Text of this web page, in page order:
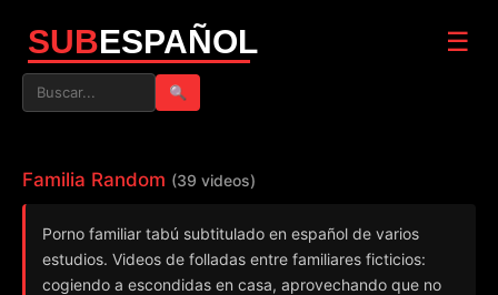
SUBESPAÑOL ☰
🔍
Familia Random (39 videos)
Porno familiar tabú subtitulado en español de varios
estudios. Videos de folladas entre familiares ficticios:
cogiendo a escondidas en casa, aprovechando que no